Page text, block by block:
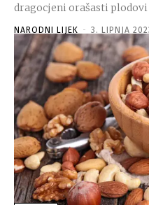
dragocjeni orašasti
NARODNI LIJEK - 3. LIPNJA